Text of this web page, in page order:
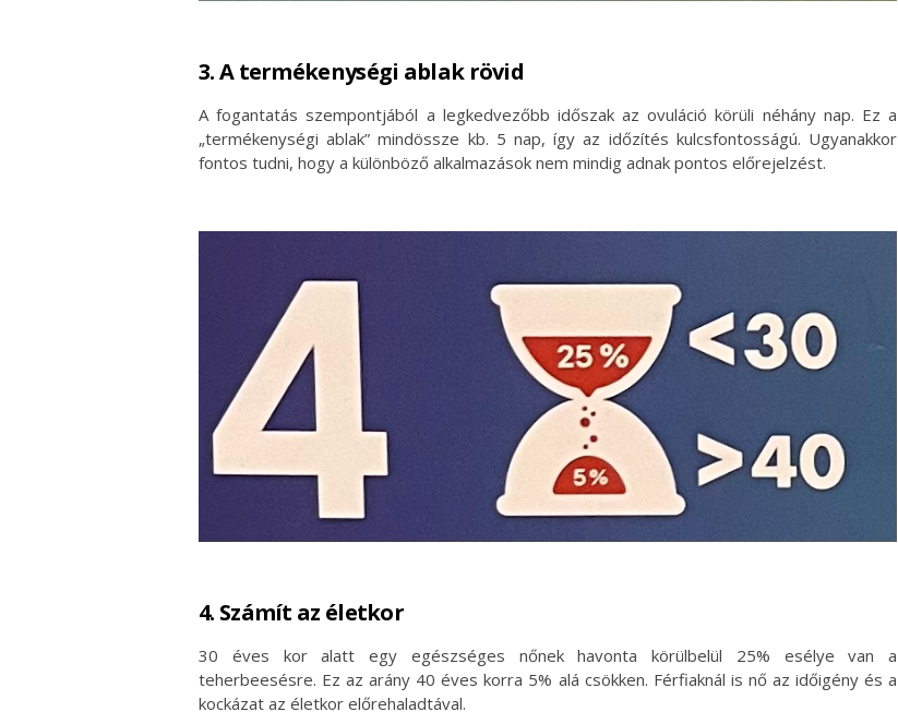
3. A termékenységi ablak rövid
A fogantatás szempontjából a legkedvezőbb időszak az ovuláció körüli néhány nap. Ez a
„termékenységi ablak” mindössze kb. 5 nap, így az időzítés kulcsfontosságú. Ugyanakkor
fontos tudni, hogy a különböző alkalmazások nem mindig adnak pontos előrejelzést.
4. Számít az életkor
30 éves kor alatt egy egészséges nőnek havonta körülbelül 25% esélye van a
teherbeesésre. Ez az arány 40 éves korra 5% alá csökken. Férfiaknál is nő az időigény és a
kockázat az életkor előrehaladtával.